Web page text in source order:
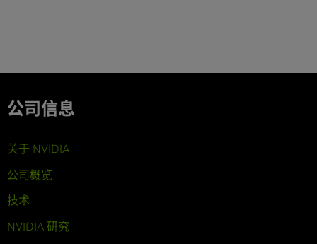
公司信息
关于 NVIDIA
公司概览
技术
NVIDIA 研究